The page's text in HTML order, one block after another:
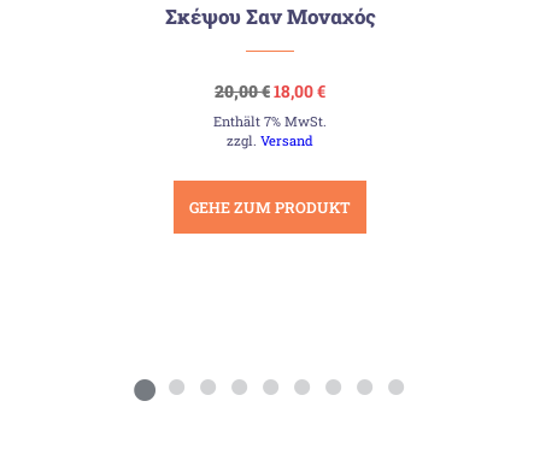
Σκέψου Σαν Μοναχός
20,00€Ursprünglicher
Preis
war:
20,00 €
18,00€Aktueller
ist:
Enthält 7% MwSt.
zzgl.Versand
GEHE ZUM PRODUKT